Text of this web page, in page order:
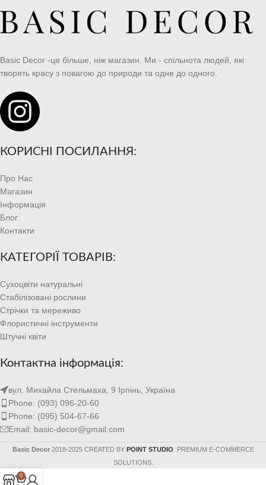
Basic Decor -це більше, ніж магазин. Ми - спільнота людей, які
творять красу з повагою до природи та одне до одного.
КОРИСНІ ПОСИЛАННЯ:
Про Нас
Магазин
Інформація
Блог
Контакти
КАТЕГОРІЇ ТОВАРІВ:
Сухоцвіти натуральні
Стабілізовані рослини
Стрічки та мереживо
Флористичні інструменти
Штучні квіти
Контактна інформація:
вул. Михайла Стельмаха, 9 Ірпінь, Україна
Phone: (093) 096-20-60
Phone: (095) 504-67-66
Email: basic-decor@gmail.com
Basic Decor 2018-2025 CREATED BY POINT STUDIO . PREMIUM E-COMMERCE
SOLUTIONS.
0